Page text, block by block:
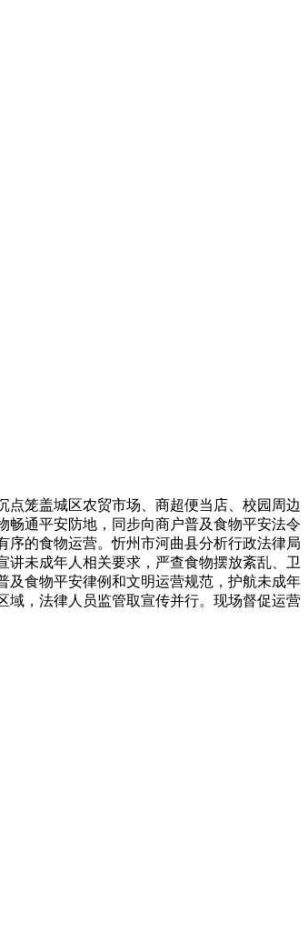
笼盖城区农贸市场、商超便当店、校园周边
通平安防地，同步向商户普及食物平安法令
的食物运营。忻州市河曲县分析行政法律局
未成年人相关要求，严查食物摆放紊乱、卫
及食物平安律例和文明运营规范，护航未成年
域，法律人员监管取宣传并行。现场督促运营